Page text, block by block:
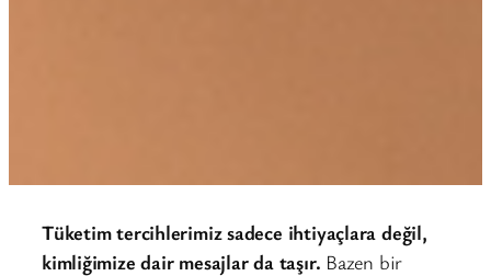
Tüketim tercihlerimiz sadece ihtiyaçlara değil,
kimliğimize dair mesajlar da taşır. Bazen bir